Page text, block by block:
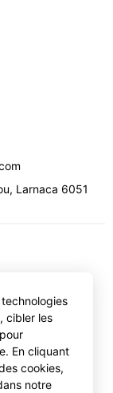
, Larnaca 6051
cibler les
En cliquant
cookies,
notre